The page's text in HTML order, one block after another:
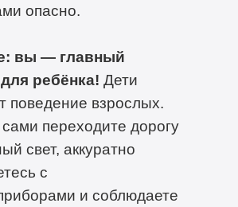
опасно.
вы — главный
ребёнка! Дети
поведение взрослых.
переходите дорогу
свет, аккуратно
с
и соблюдаете